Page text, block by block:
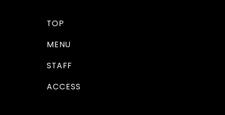
TOP
MENU
STAFF
ACCESS